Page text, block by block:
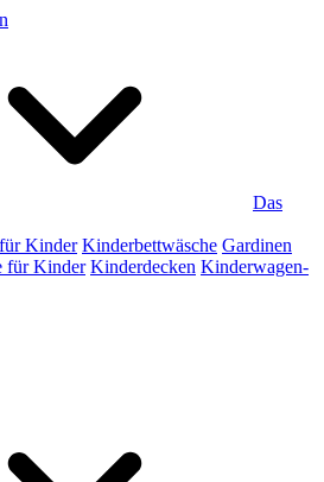
Das
Kinder Kinderbettwäsche Gardinen
für Kinder Kinderdecken Kinderwagen-